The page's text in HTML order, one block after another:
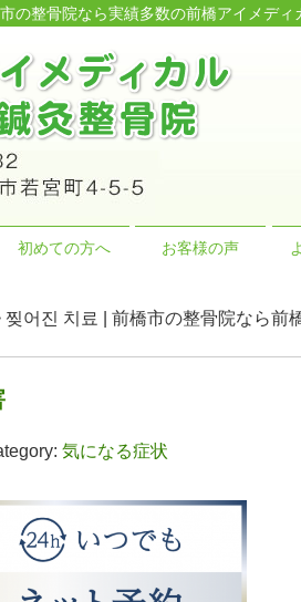
の整骨院なら実績多数の前橋アイメデ
初めての方へ お客様の声
찢어진 치료 | 前橋市の整骨院なら前
気になる症状